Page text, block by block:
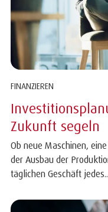
FINANZIEREN
Zukunft segeln
Ob neue Maschinen,
der Ausbau der
täglichen Geschäft